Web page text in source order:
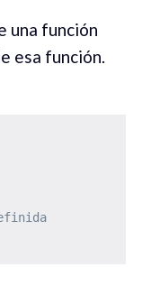
una función
esa función.